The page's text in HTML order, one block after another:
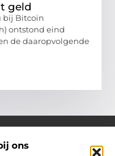
ons
geld
bij Bitcoin
ontstond eind
de daaropvolgende